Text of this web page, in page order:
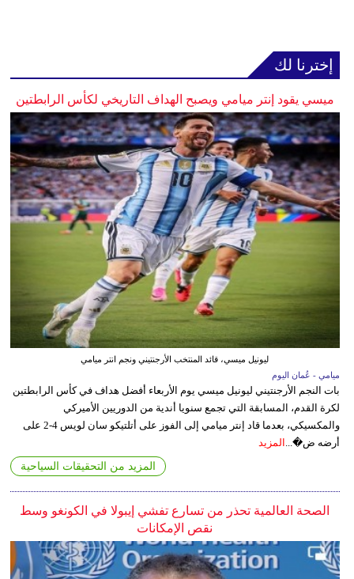
إخترنا لك
ميسي يقود إنتر ميامي ويصبح الهداف التاريخي لكأس الرابطتين
ليونيل ميسي، قائد المنتخب الأرجنتيني ونجم انتر ميامي
ميامي - عُمان اليوم
بات النجم الأرجنتيني ليونيل ميسي يوم الأربعاء أفضل هداف في كأس الرابطتين
لكرة القدم، المسابقة التي تجمع سنويا أندية من الدوريين الأميركي
والمكسيكي، بعدما قاد إنتر ميامي إلى الفوز على أتلتيكو سان لويس 4-2 على
أرضه ض�...
المزيد
المزيد من التحقيقات السياحية
الصحة العالمية تحذر من تسارع تفشي إيبولا في الكونغو وسط
نقص الإمكانات